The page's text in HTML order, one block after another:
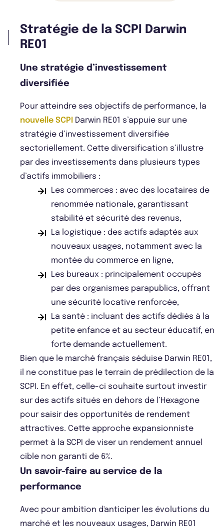
Stratégie de la SCPI Darwin
RE01
Une stratégie d’investissement
diversifiée
Pour atteindre ses objectifs de performance, la
nouvelle SCPI Darwin RE01 s’appuie sur une
stratégie d’investissement diversifiée
sectoriellement. Cette diversification s’illustre
par des investissements dans plusieurs types
d’actifs immobiliers :
Les commerces : avec des locataires de
renommée nationale, garantissant
stabilité et sécurité des revenus,
La logistique : des actifs adaptés aux
nouveaux usages, notamment avec la
montée du commerce en ligne,
Les bureaux : principalement occupés
par des organismes parapublics, offrant
une sécurité locative renforcée,
La santé : incluant des actifs dédiés à la
petite enfance et au secteur éducatif, en
forte demande actuellement.
Bien que le marché français séduise Darwin RE01,
il ne constitue pas le terrain de prédilection de la
SCPI. En effet, celle-ci souhaite surtout investir
sur des actifs situés en dehors de l’Hexagone
pour saisir des opportunités de rendement
attractives. Cette approche expansionniste
permet à la SCPI de viser un rendement annuel
cible non garanti de 6%.
Un savoir-faire au service de la
performance
Avec pour ambition d'anticiper les évolutions du
marché et les nouveaux usages, Darwin RE01